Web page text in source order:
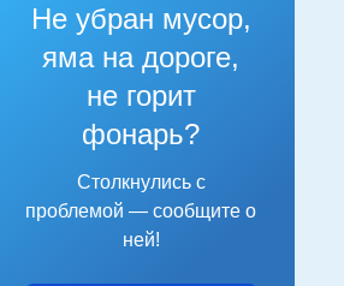
Не убран мусор,
яма на дороге,
не горит
фонарь?
Столкнулись с
проблемой — сообщите о
ней!